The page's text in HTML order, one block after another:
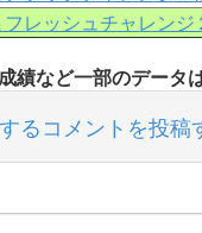
フレッシュチャレンジ
績など一部のデータ
るコメントを投稿